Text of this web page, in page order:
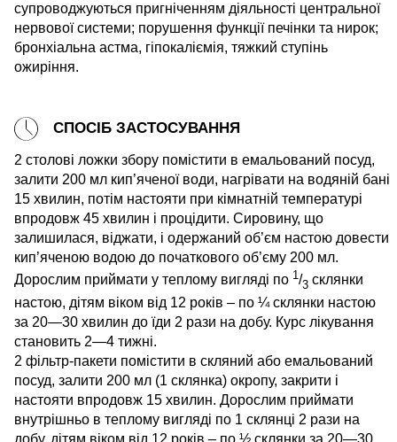
супроводжуються пригніченням діяльності центральної
нервової системи; порушення функції печінки та нирок;
бронхіальна астма, гіпокаліємія, тяжкий ступінь
ожиріння.
СПОСІБ ЗАСТОСУВАННЯ
2 столові ложки збору помістити в емальований посуд,
залити 200 мл кип’яченої води, нагрівати на водяній бані
15 хвилин, потім настояти при кімнатній температурі
впродовж 45 хвилин і процідити. Сировину, що
залишилася, віджати, і одержаний об’єм настою довести
кип’яченою водою до початкового об’єму 200 мл.
Дорослим приймати у теплому вигляді по 1/3 склянки
настою, дітям віком від 12 років – по ¼ склянки настою
за 20—30 хвилин до їди 2 рази на добу. Курс лікування
становить 2—4 тижні.
2 фільтр-пакети помістити в скляний або емальований
посуд, залити 200 мл (1 склянка) окропу, закрити і
настояти впродовж 15 хвилин. Дорослим приймати
внутрішньо в теплому вигляді по 1 склянці 2 рази на
добу, дітям віком від 12 років – по ½ склянки за 20—30